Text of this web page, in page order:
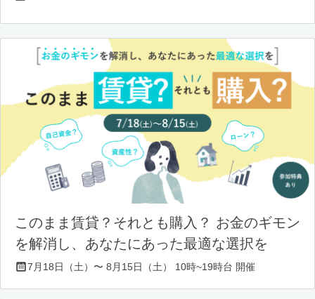
このまま賃貸？それとも購入？ お金のギモン
を解消し、あなたにあった最適な選択を
7月18日（土）〜 8月15日（土） 10時~19時台 開催